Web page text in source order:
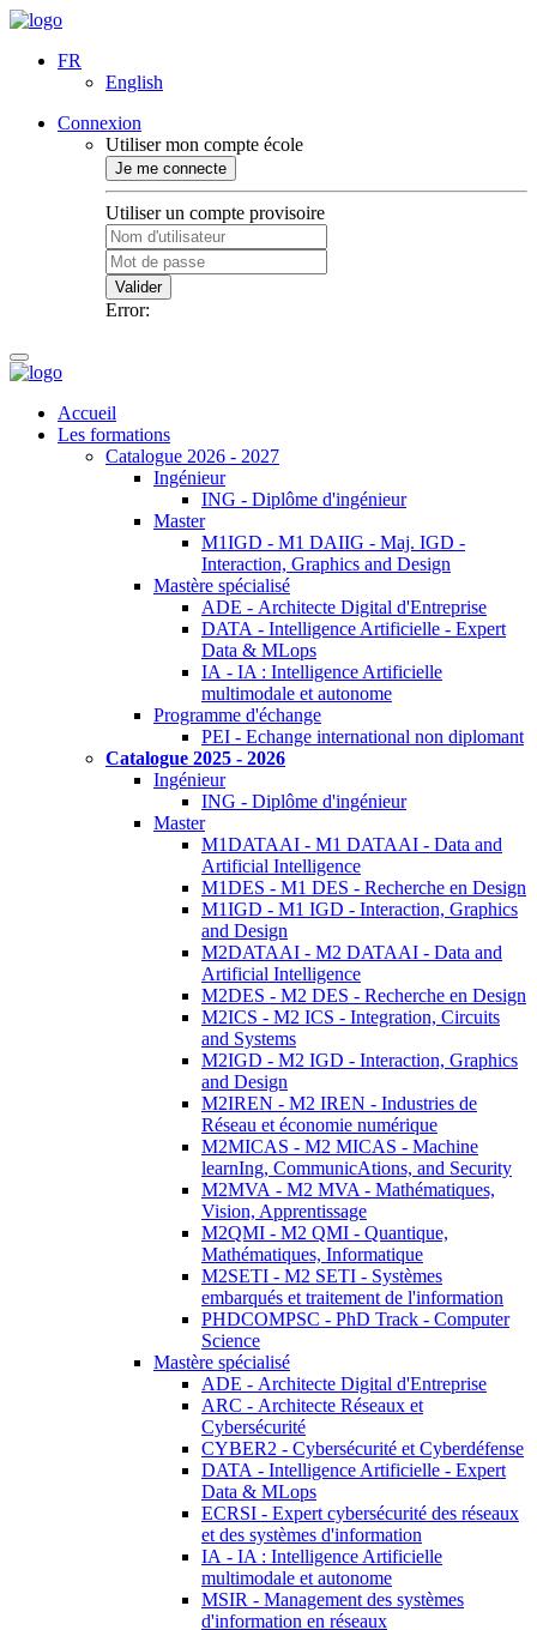
FR
English
Connexion
Utiliser mon compte école
Je me connecte
Utiliser un compte provisoire
Valider
Error:
Accueil
Les formations
Catalogue 2026 - 2027
Ingénieur
ING - Diplôme d'ingénieur
Master
M1IGD - M1 DAIIG - Maj. IGD -
Interaction, Graphics and Design
Mastère spécialisé
ADE - Architecte Digital d'Entreprise
DATA - Intelligence Artificielle - Expert
Data & MLops
IA - IA : Intelligence Artificielle
multimodale et autonome
Programme d'échange
PEI - Echange international non diplomant
Catalogue 2025 - 2026
Ingénieur
ING - Diplôme d'ingénieur
Master
M1DATAAI - M1 DATAAI - Data and
Artificial Intelligence
M1DES - M1 DES - Recherche en Design
M1IGD - M1 IGD - Interaction, Graphics
and Design
M2DATAAI - M2 DATAAI - Data and
Artificial Intelligence
M2DES - M2 DES - Recherche en Design
M2ICS - M2 ICS - Integration, Circuits
and Systems
M2IGD - M2 IGD - Interaction, Graphics
and Design
M2IREN - M2 IREN - Industries de
Réseau et économie numérique
M2MICAS - M2 MICAS - Machine
learnIng, CommunicAtions, and Security
M2MVA - M2 MVA - Mathématiques,
Vision, Apprentissage
M2QMI - M2 QMI - Quantique,
Mathématiques, Informatique
M2SETI - M2 SETI - Systèmes
embarqués et traitement de l'information
PHDCOMPSC - PhD Track - Computer
Science
Mastère spécialisé
ADE - Architecte Digital d'Entreprise
ARC - Architecte Réseaux et
Cybersécurité
CYBER2 - Cybersécurité et Cyberdéfense
DATA - Intelligence Artificielle - Expert
Data & MLops
ECRSI - Expert cybersécurité des réseaux
et des systèmes d'information
IA - IA : Intelligence Artificielle
multimodale et autonome
MSIR - Management des systèmes
d'information en réseaux